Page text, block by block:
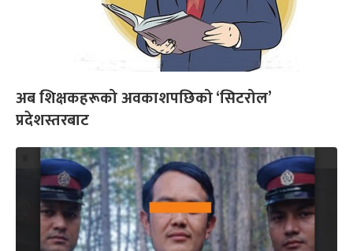
अब शिक्षकहरूको अवकाशपछिको ‘सिटरोल’
प्रदेशस्तरबाट